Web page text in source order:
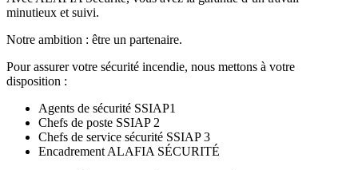
minutieux et suivi.
Notre ambition : être un partenaire.
Pour assurer votre sécurité incendie, nous mettons à votre
disposition :
Agents de sécurité SSIAP1
Chefs de poste SSIAP 2
Chefs de service sécurité SSIAP 3
Encadrement ALAFIA SÉCURITÉ